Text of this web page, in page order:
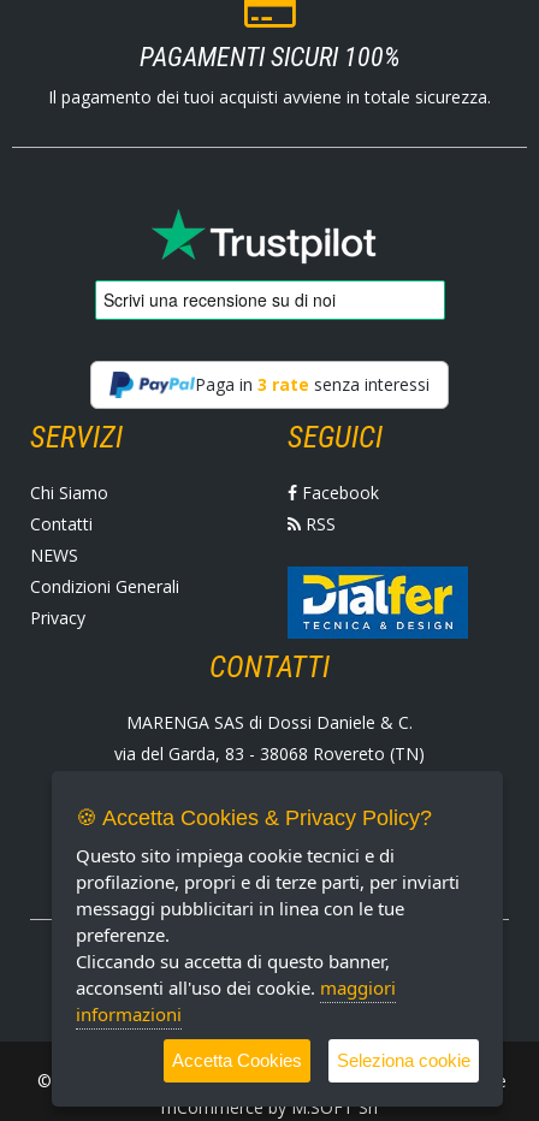
PAGAMENTI SICURI 100%
Il pagamento dei tuoi acquisti avviene in totale sicurezza.
Paga in 3 rate senza interessi
SERVIZI
Chi Siamo
Contatti
NEWS
Condizioni Generali
Privacy
SEGUICI
Facebook
RSS
CONTATTI
MARENGA SAS di Dossi Daniele & C.
via del Garda, 83 - 38068 Rovereto (TN)
Fax +39 0464 430938
E-mail: marenga@marenga.it
Partita IVA IT02232370227
METODI DI PAGAMENTO ACCETTATI
© MARENGA Srl 2022 All rights reserved. Design & Software
mCommerce byM.SOFT Srl
🍪 Accetta Cookies & Privacy Policy?
Questo sito impiega cookie tecnici e di
profilazione, propri e di terze parti, per inviarti
messaggi pubblicitari in linea con le tue
preferenze.
Cliccando su accetta di questo banner,
acconsenti all'uso dei cookie. maggiori
informazioni
Accetta Cookies Seleziona cookie